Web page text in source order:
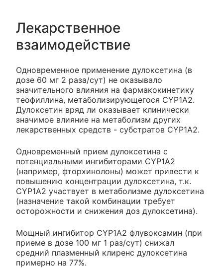
Лекарственное
взаимодействие
Одновременное применение дулоксетина (в
дозе 60 мг 2 раза/сут) не оказывало
значительного влияния на фармакокинетику
теофиллина, метаболизирующегося CYP1A2.
Дулоксетин вряд ли оказывает клинически
значимое влияние на метаболизм других
лекарственных средств - субстратов CYP1A2.
Одновременный прием дулоксетина с
потенциальными ингибиторами CYP1A2
(например, фторхинолоны) может привести к
повышению концентрации дулоксетина, т.к.
CYP1A2 участвует в метаболизме дулоксетина
(назначение такой комбинации требует
осторожности и снижения доз дулоксетина).
Мощный ингибитор CYP1A2 флувоксамин (при
приеме в дозе 100 мг 1 раз/сут) снижал
средний плазменный клиренс дулоксетина
примерно на 77%.